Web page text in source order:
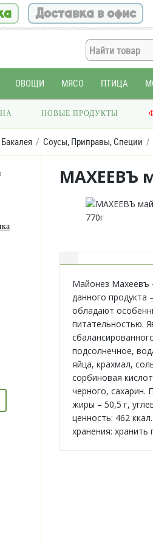
Доставка в офис
ОВОЩИ МЯСО ПТИЦА
НОВЫЕ ПРОДУКТЫ
Бакалея Соусы, Приправы, Специи
МАХЕЕВЪ
Майонез Махеевъ
данного
обладают
питательностью.
подсолнечное,
яйца, крахмал,
сорбиновая
черного, сахарин.
жиры – 50,5 г,
ценность: 462
хранения: хранить